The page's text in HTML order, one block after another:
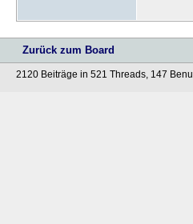
Zurück zum Board
2120 Beiträge in 521 Threads, 147